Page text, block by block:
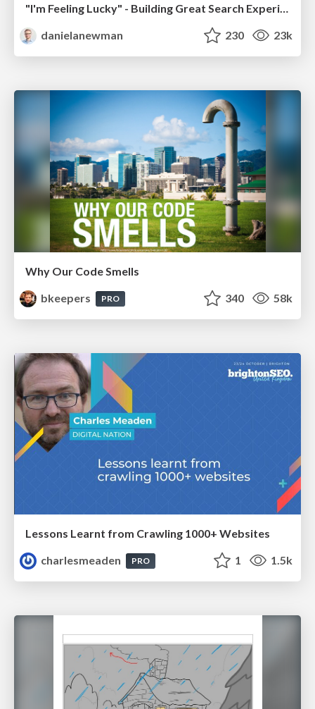
"I'm Feeling Lucky" - Building Great Search Experiences for Today's Users (#IAC19)
danielanewman
230 23k
Why Our Code Smells
bkeepers
PRO 340 58k
Lessons Learnt from Crawling 1000+ Websites
charlesmeaden
PRO 1 1.5k